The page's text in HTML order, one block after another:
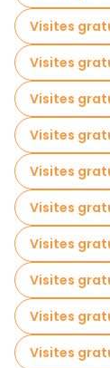
Visites
Visites
Visites
Visites
Visites
Visites
Visites
Visites
Visites
Visites